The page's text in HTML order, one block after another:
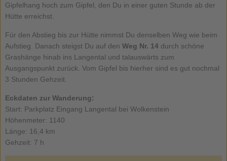
Gipfelhang hoch zum Gipfel, den Du in einer guten Stunde ab der
Hütte erreichst.
Für den Abstieg bis zur Hütte nimmst Du denselben Weg wie beim
Aufstieg. Danach steigst Du auf den Weg Nr. 14durch schöne
Grashänge hinab ins Langental und talauswärts zum
Ausgangspunkt zurück. Vom Gipfel bis hierher sind es gut nochmal
3 Stunden Gehzeit.
Eckdaten zur Wanderung:
Start: Parkplatz Eingang Langental bei Wolkenstein
Höhenmeter: 1140
Länge: 16,4 km
Gehzeit: 7 h